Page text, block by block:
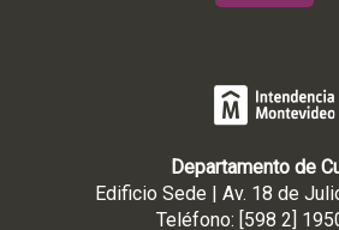
Departamento de
Edificio Sede | Av. 18 de
Teléfono: [598 2]